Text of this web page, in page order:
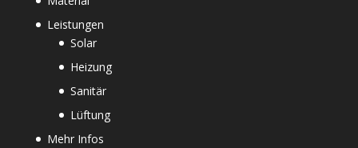
Leistungen
Solar
Heizung
Sanitär
Lüftung
Mehr Infos